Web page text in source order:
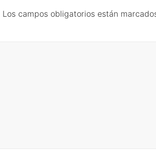
Los campos obligatorios están